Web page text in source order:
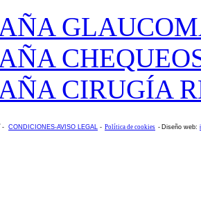
CIRUGÍA
- CONDICIONES-AVISO LEGAL - Política de cookies - Diseño web: